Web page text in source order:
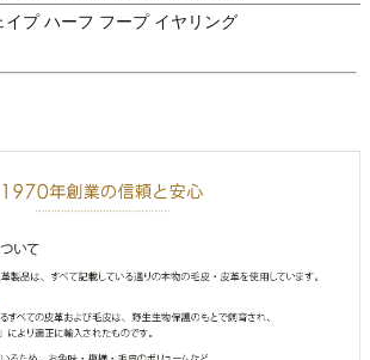
プ ハーフ フープ イヤリング